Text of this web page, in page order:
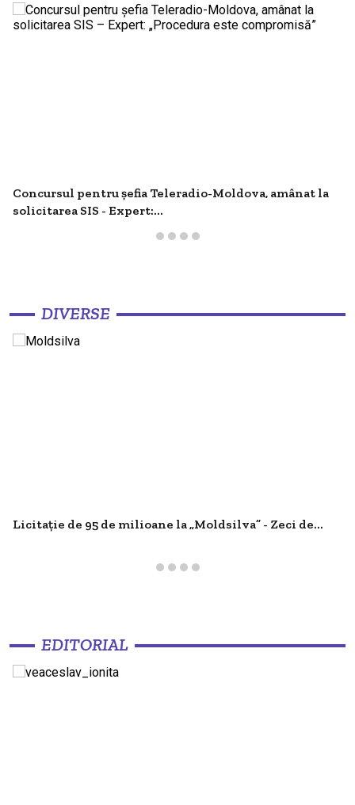
Concursul pentru șefia Teleradio-Moldova, amânat la
solicitarea SIS - Expert:...
DIVERSE
Licitație de 95 de milioane la „Moldsilva” - Zeci de...
EDITORIAL